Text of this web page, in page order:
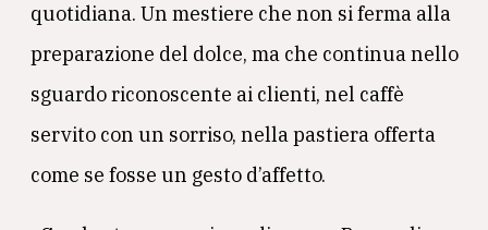
quotidiana. Un mestiere che non si ferma alla
preparazione del dolce, ma che continua nello
sguardo riconoscente ai clienti, nel caffè
servito con un sorriso, nella pastiera offerta
come se fosse un gesto d’affetto.